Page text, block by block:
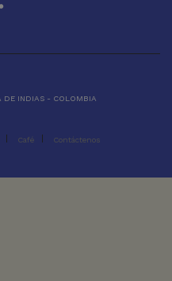
DE INDIAS - COLOMBIA
Café Contáctenos